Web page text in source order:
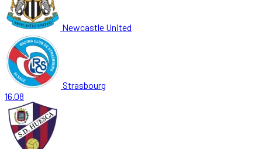
Newcastle United
Strasbourg
16.08